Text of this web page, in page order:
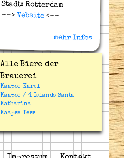
Stadt: Rotterdam
-->Website<--
mehr Infos
Alle Biere der
Brauerei
Kaapse Karel
Kaapse / 4 Islands Santa
Katharina
Kaapse Tess